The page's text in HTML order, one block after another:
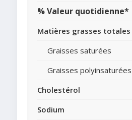
% Valeur quotidienne*
Matières grasses totales
Graisses saturées
Graisses polyinsaturées
Cholestérol
Sodium